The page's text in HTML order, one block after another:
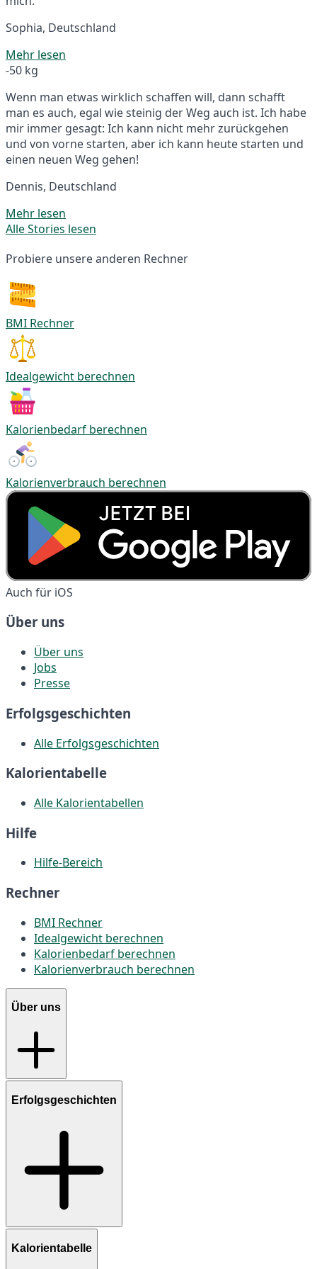
Sophia, Deutschland
Mehr lesen
-50 kg
Wenn man etwas wirklich schaffen will, dann schafft
man es auch, egal wie steinig der Weg auch ist. Ich habe
mir immer gesagt: Ich kann nicht mehr zurückgehen
und von vorne starten, aber ich kann heute starten und
einen neuen Weg gehen!
Dennis, Deutschland
Mehr lesen
Alle Stories lesen
Probiere unsere anderen Rechner
BMI Rechner
Idealgewicht berechnen
Kalorienbedarf berechnen
Kalorienverbrauch berechnen
Auch für iOS
Über uns
Über uns
Jobs
Presse
Erfolgsgeschichten
Alle Erfolgsgeschichten
Kalorientabelle
Alle Kalorientabellen
Hilfe
Hilfe-Bereich
Rechner
BMI Rechner
Idealgewicht berechnen
Kalorienbedarf berechnen
Kalorienverbrauch berechnen
Über uns
Erfolgsgeschichten
Kalorientabelle